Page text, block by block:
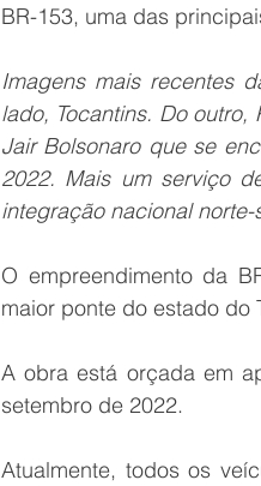
BR-153, uma das
Imagens mais recentes
lado, Tocantins. Do
Jair Bolsonaro que se
2022. Mais um serviço
integração nacional
O empreendimento da
maior ponte do estado do
A obra está orçada em
setembro de 2022.
Atualmente, todos os